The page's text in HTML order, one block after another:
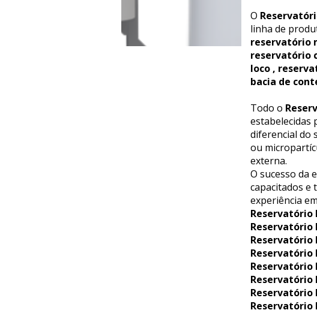
O
linha de
reservatório
reservatório
loco ,
bacia de
Todo o
estabelecidas
diferencial do
ou
externa.
O sucesso da
capacitados e
experiência